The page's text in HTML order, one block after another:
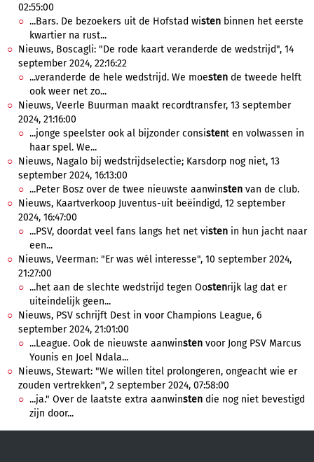
02:55:00
...Bars. De bezoekers uit de Hofstad wisten binnen het eerste
kwartier na rust...
Nieuws, Boscagli: "De rode kaart veranderde de wedstrijd", 14
september 2024, 22:16:22
...veranderde de hele wedstrijd. We moesten de tweede helft
ook weer net zo...
Nieuws, Veerle Buurman maakt recordtransfer, 13 september
2024, 21:16:00
...jonge speelster ook al bijzonder consistent en volwassen in
haar spel. We...
Nieuws, Nagalo bij wedstrijdselectie; Karsdorp nog niet, 13
september 2024, 16:13:00
...Peter Bosz over de twee nieuwste aanwinsten van de club.
Nieuws, Kaartverkoop Juventus-uit beëindigd, 12 september
2024, 16:47:00
...PSV, doordat veel fans langs het net visten in hun jacht naar
een...
Nieuws, Veerman: "Er was wél interesse", 10 september 2024,
21:27:00
...het aan de slechte wedstrijd tegen Oostenrijk lag dat er
uiteindelijk geen...
Nieuws, PSV schrijft Dest in voor Champions League, 6
september 2024, 21:01:00
...League. Ook de nieuwste aanwinsten voor Jong PSV Marcus
Younis en Joel Ndala...
Nieuws, Stewart: "We willen titel prolongeren, ongeacht wie er
zouden vertrekken", 2 september 2024, 07:58:00
...ja." Over de laatste extra aanwinsten die nog niet bevestigd
zijn door...